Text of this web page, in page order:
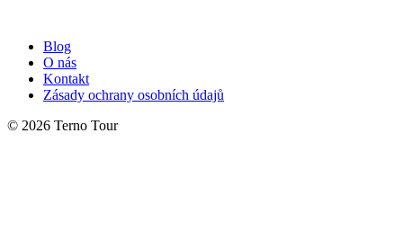
Blog
O nás
Kontakt
Zásady ochrany osobních údajů
© 2026 Terno Tour